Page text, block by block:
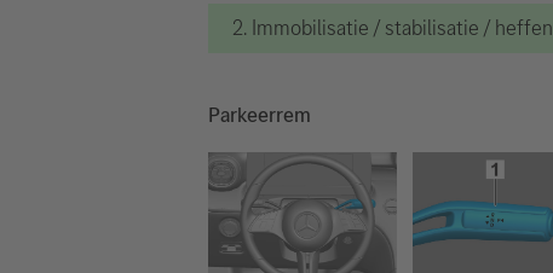
2. Immobilisatie / stabilisatie / heffen
Parkeerrem